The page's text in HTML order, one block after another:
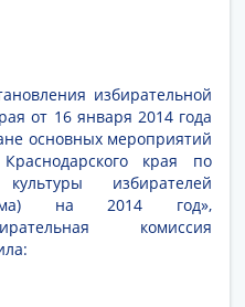
избирательной
от 16 января 2014 года
основных мероприятий
края по
избирателей
на 2014 год»,
комиссия